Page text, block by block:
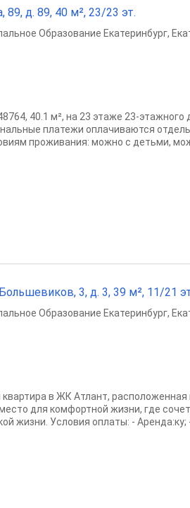
89, д. 89, 40 м², 23/23 эт.
Образование Екатеринбург,
40.1 м², на 23 этаже 23-этажного
платежи оплачиваются
проживания: можно с детьми,
3, д. 3, 39 м², 11/21
Образование Екатеринбург,
в ЖК Атлант, расположенная
для комфортной жизни, где
жизни. Условия оплаты: - Аренда:ку; -